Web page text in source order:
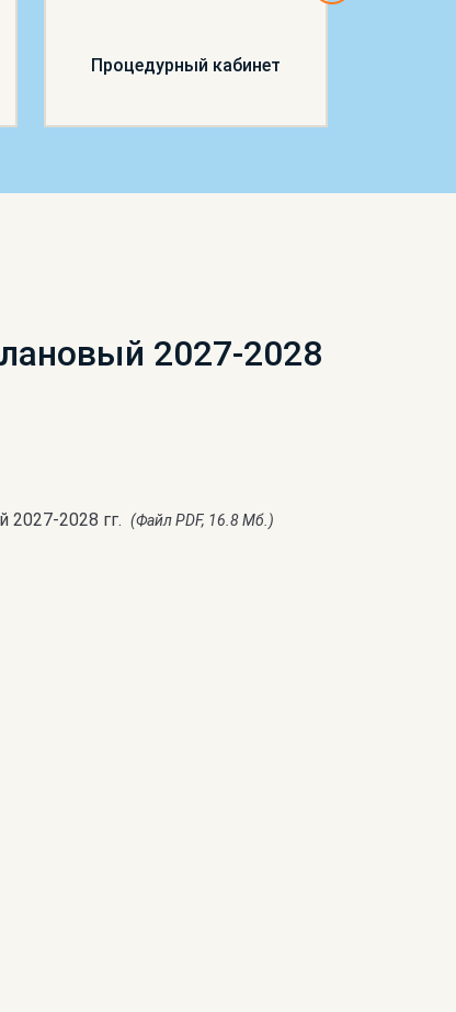
Процедурный кабинет
2027-2028
2027-2028 гг. (Файл PDF, 16.8 Мб.)